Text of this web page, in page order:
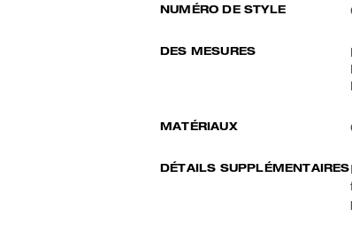
NUMÉRO DE STYLE
DES MESURES
MATÉRIAUX
DÉTAILS SUPPLÉMENTAIRES